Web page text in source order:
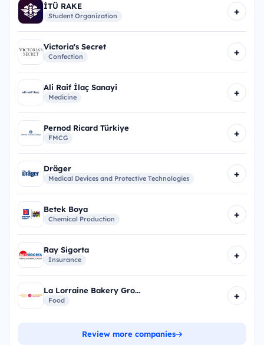
İTÜ RAKE
Student Organization +
Victoria's Secret
Confection +
Ali Raif İlaç Sanayi
Medicine +
Pernod Ricard Türkiye
FMCG +
Dräger
Medical Devices and Protective Technologies +
Betek Boya
Chemical Production +
Ray Sigorta
Insurance +
La Lorraine Bakery Gro...
Food +
Review more companies